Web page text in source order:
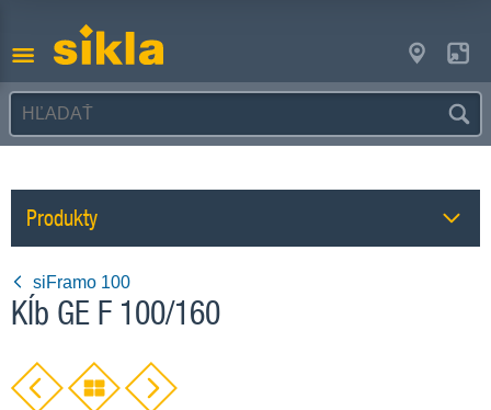
Produkty
siFramo 100
Kĺb GE F 100/160